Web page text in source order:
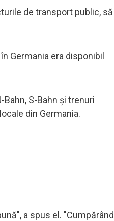
de transport public, să
Germania era disponibil
S-Bahn și trenuri
din Germania.
a spus el. "Cumpărând